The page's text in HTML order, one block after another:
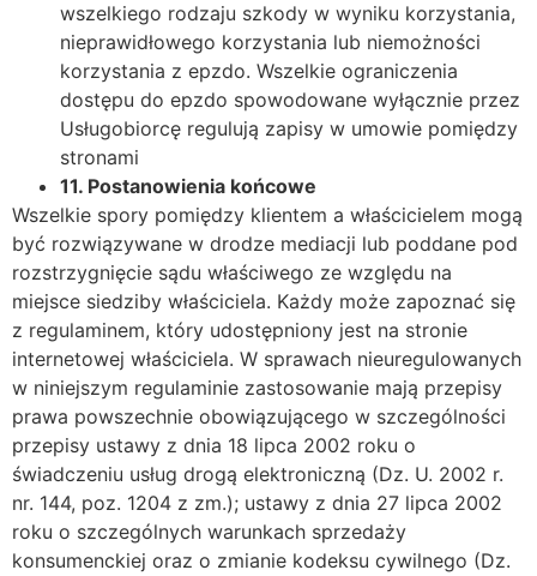
wszelkiego rodzaju szkody w wyniku korzystania,
nieprawidłowego korzystania lub niemożności
korzystania z epzdo. Wszelkie ograniczenia
dostępu do epzdo spowodowane wyłącznie przez
Usługobiorcę regulują zapisy w umowie pomiędzy
stronami
11. Postanowienia końcowe
Wszelkie spory pomiędzy klientem a właścicielem mogą
być rozwiązywane w drodze mediacji lub poddane pod
rozstrzygnięcie sądu właściwego ze względu na
miejsce siedziby właściciela. Każdy może zapoznać się
z regulaminem, który udostępniony jest na stronie
internetowej właściciela. W sprawach nieuregulowanych
w niniejszym regulaminie zastosowanie mają przepisy
prawa powszechnie obowiązującego w szczególności
przepisy ustawy z dnia 18 lipca 2002 roku o
świadczeniu usług drogą elektroniczną (Dz. U. 2002 r.
nr. 144, poz. 1204 z zm.); ustawy z dnia 27 lipca 2002
roku o szczególnych warunkach sprzedaży
konsumenckiej oraz o zmianie kodeksu cywilnego (Dz.